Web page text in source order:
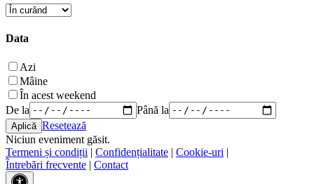
Data
Azi
Mâine
În acest weekend
De la
Până la
Resetează
Niciun eveniment găsit.
Termeni și condiții | Confidențialitate | Cookie-uri |
Întrebări frecvente | Contact